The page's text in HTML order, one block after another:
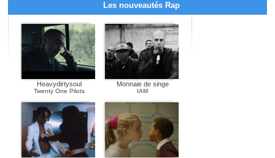
Les nouveautés Rap
Heavydirtysoul
Twenty One Pilots
Monnaie de singe
IAM